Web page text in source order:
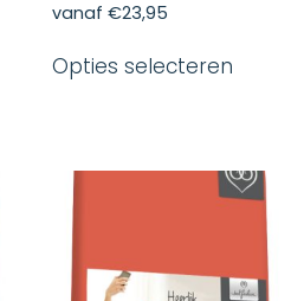
vanaf €23,95
Opties selecterenproduct
optie
kan
gekozen
worden
op